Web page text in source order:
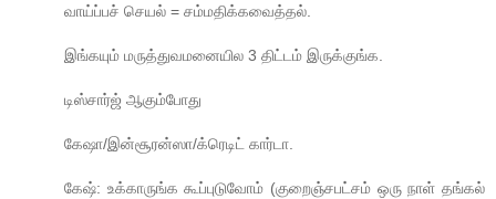
வாய்ப்பச் செயல் = சம்மதிக்கவைத்தல்.
இங்கயும் மருத்துவமனையில 3 திட்டம் இருக்குங்க.
டிஸ்சார்ஜ் ஆகும்போது
கேஷா/இன்சூரன்ஸா/க்ரெடிட் கார்டா.
கேஷ்: உக்காருங்க கூப்புடுவோம் (குறைஞ்சபட்சம் ஒரு நாள் தங்கல்